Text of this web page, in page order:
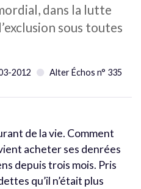
dans la lutte
sous toutes
2012 Alter Échos n° 335
de la vie. Comment
acheter ses denrées
depuis trois mois. Pris
qu’il n’était plus